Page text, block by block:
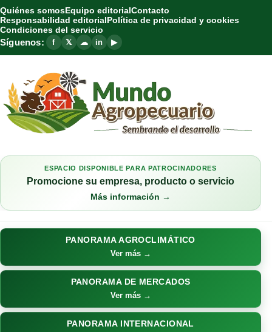
Quiénes somosEquipo editorialContacto
Responsabilidad editorialPolítica de privacidad y cookies
Condiciones del servicio
Síguenos: f 𝕏 ☁ in ▶
ESPACIO DISPONIBLE PARA PATROCINADORES
Promocione su empresa, producto o servicio
Más información →
PANORAMA AGROCLIMÁTICO
Ver más →
PANORAMA DE MERCADOS
Ver más →
PANORAMA INTERNACIONAL